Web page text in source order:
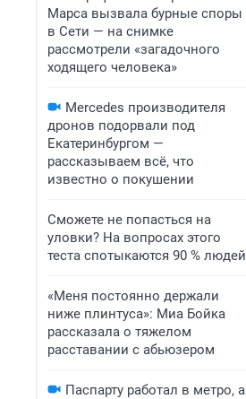
Марса вызвала бурные споры
в Сети — на снимке
рассмотрели «загадочного
ходящего человека»
Mercedes производителя
дронов подорвали под
Екатеринбургом —
рассказываем всё, что
известно о покушении
Сможете не попасться на
уловки? На вопросах этого
теста спотыкаются 90 % людей
«Меня постоянно держали
ниже плинтуса»: Миа Бойка
рассказала о тяжелом
расставании с абьюзером
Паспарту работал в метро, а